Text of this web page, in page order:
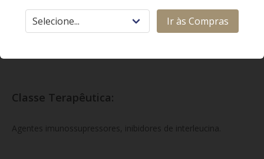
Excipientes: succinato dissódico hexaidratado,
ácido succínico, sorbitol, polissorbato 20 e água para
Classe Terapêutica:
Agentes imunossupressores, inibidores de interleucina.
Ir às Compras